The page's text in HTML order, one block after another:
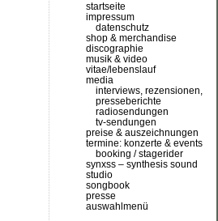
startseite
impressum
datenschutz
shop & merchandise
discographie
musik & video
vitae/lebenslauf
media
interviews, rezensionen,
presseberichte
radiosendungen
tv-sendungen
preise & auszeichnungen
termine: konzerte & events
booking / stagerider
synxss – synthesis sound
studio
songbook
presse
auswahlmenü